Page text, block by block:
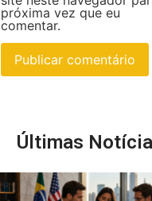
próxima vez que eu
comentar.
Últimas